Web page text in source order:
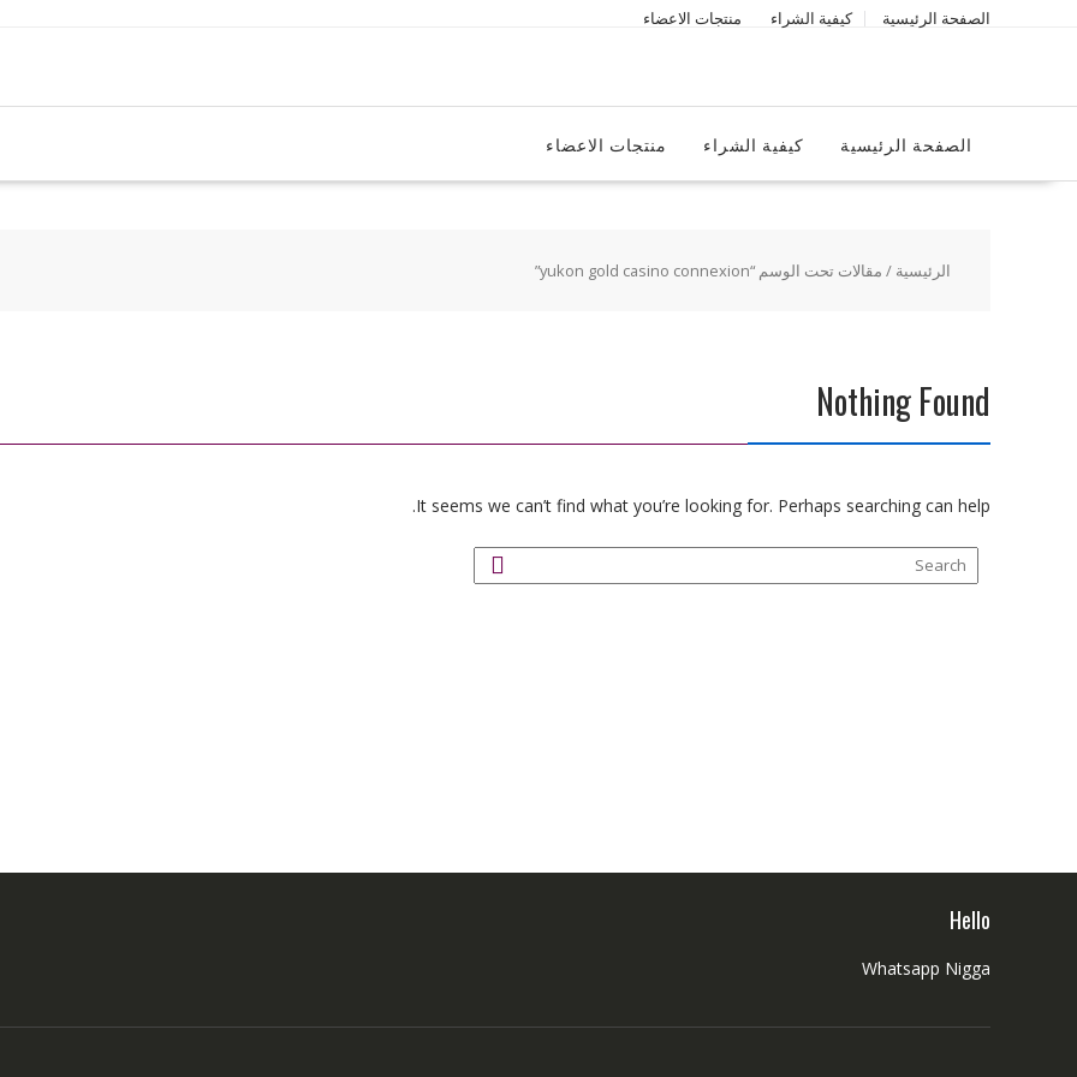
الصفحة الرئيسية كيفية الشراء منتجات الاعضاء
الصفحة الرئيسية كيفية الشراء منتجات الاعضاء
الرئيسية / مقالات تحت الوسم “yukon gold casino connexion”
Nothing Found
It seems we can’t find what you’re looking for. Perhaps searching can help.
Hello
Whatsapp Nigga